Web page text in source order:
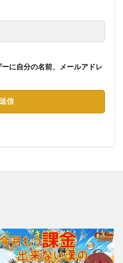
に自分の名前、メールアドレ